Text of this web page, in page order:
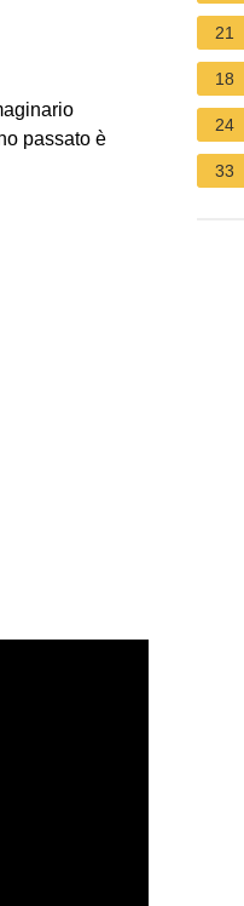
passato è
21
18
24
33